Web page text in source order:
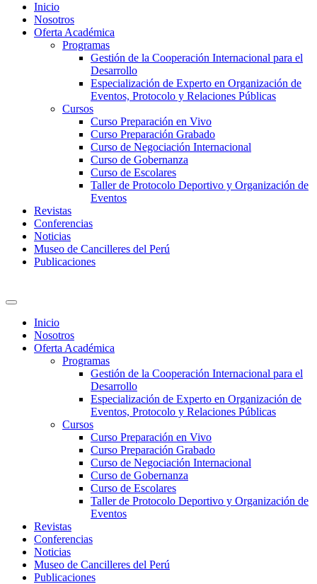
Inicio
Nosotros
Oferta Académica
Programas
Gestión de la Cooperación Internacional para el
Desarrollo
Especialización de Experto en Organización de
Eventos, Protocolo y Relaciones Públicas
Cursos
Curso Preparación en Vivo
Curso Preparación Grabado
Curso de Negociación Internacional
Curso de Gobernanza
Curso de Escolares
Taller de Protocolo Deportivo y Organización de
Eventos
Revistas
Conferencias
Noticias
Museo de Cancilleres del Perú
Publicaciones
Inicio
Nosotros
Oferta Académica
Programas
Gestión de la Cooperación Internacional para el
Desarrollo
Especialización de Experto en Organización de
Eventos, Protocolo y Relaciones Públicas
Cursos
Curso Preparación en Vivo
Curso Preparación Grabado
Curso de Negociación Internacional
Curso de Gobernanza
Curso de Escolares
Taller de Protocolo Deportivo y Organización de
Eventos
Revistas
Conferencias
Noticias
Museo de Cancilleres del Perú
Publicaciones